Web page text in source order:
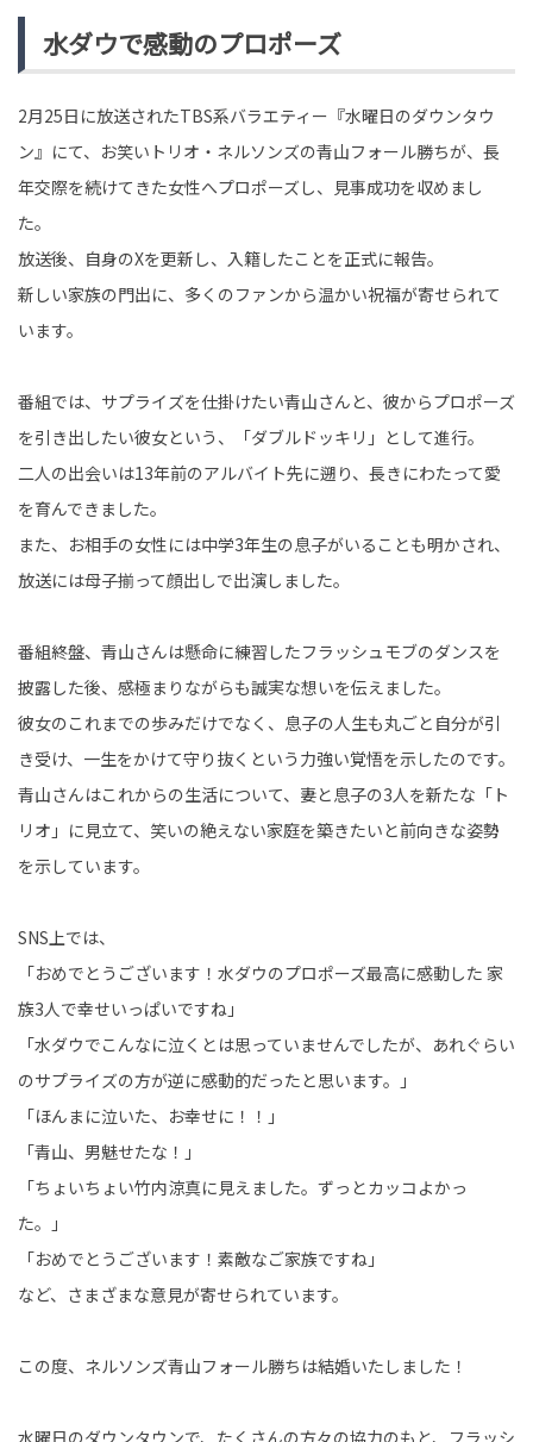
水ダウで感動のプロポーズ
2月25日に放送されたTBS系バラエティー『水曜日のダウンタウ
ン』にて、お笑いトリオ・ネルソンズの青山フォール勝ちが、長
年交際を続けてきた女性へプロポーズし、見事成功を収めまし
た。
放送後、自身のXを更新し、入籍したことを正式に報告。
新しい家族の門出に、多くのファンから温かい祝福が寄せられて
います。
番組では、サプライズを仕掛けたい青山さんと、彼からプロポーズ
を引き出したい彼女という、「ダブルドッキリ」として進行。
二人の出会いは13年前のアルバイト先に遡り、長きにわたって愛
を育んできました。
また、お相手の女性には中学3年生の息子がいることも明かされ、
放送には母子揃って顔出しで出演しました。
番組終盤、青山さんは懸命に練習したフラッシュモブのダンスを
披露した後、感極まりながらも誠実な想いを伝えました。
彼女のこれまでの歩みだけでなく、息子の人生も丸ごと自分が引
き受け、一生をかけて守り抜くという力強い覚悟を示したのです。
青山さんはこれからの生活について、妻と息子の3人を新たな「ト
リオ」に見立て、笑いの絶えない家庭を築きたいと前向きな姿勢
を示しています。
SNS上では、
「おめでとうございます！水ダウのプロポーズ最高に感動した 家
族3人で幸せいっぱいですね」
「水ダウでこんなに泣くとは思っていませんでしたが、あれぐらい
のサプライズの方が逆に感動的だったと思います。」
「ほんまに泣いた、お幸せに！！」
「青山、男魅せたな！」
「ちょいちょい竹内涼真に見えました。ずっとカッコよかっ
た。」
「おめでとうございます！素敵なご家族ですね」
など、さまざまな意見が寄せられています。
この度、ネルソンズ青山フォール勝ちは結婚いたしました！
水曜日のダウンタウンで、たくさんの方々の協力のもと、フラッシ